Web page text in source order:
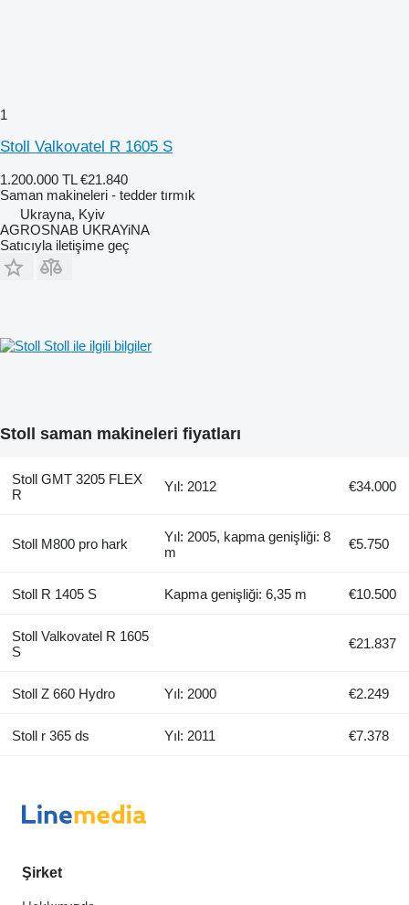
1
Stoll Valkovatel R 1605 S
1.200.000 TL €21.840
Saman makineleri - tedder tırmık
Ukrayna, Kyiv
AGROSNAB UKRAYiNA
Satıcıyla iletişime geç
Stoll ile ilgili bilgiler
Stoll saman makineleri fiyatları
Stoll GMT 3205 FLEX
R
Yıl: 2012 €34.000
Stoll M800 pro hark
Yıl: 2005, kapma genişliği: 8
m
€5.750
Stoll R 1405 S Kapma genişliği: 6,35 m €10.500
Stoll Valkovatel R 1605
S
€21.837
Stoll Z 660 Hydro Yıl: 2000 €2.249
Stoll r 365 ds Yıl: 2011 €7.378
Şirket